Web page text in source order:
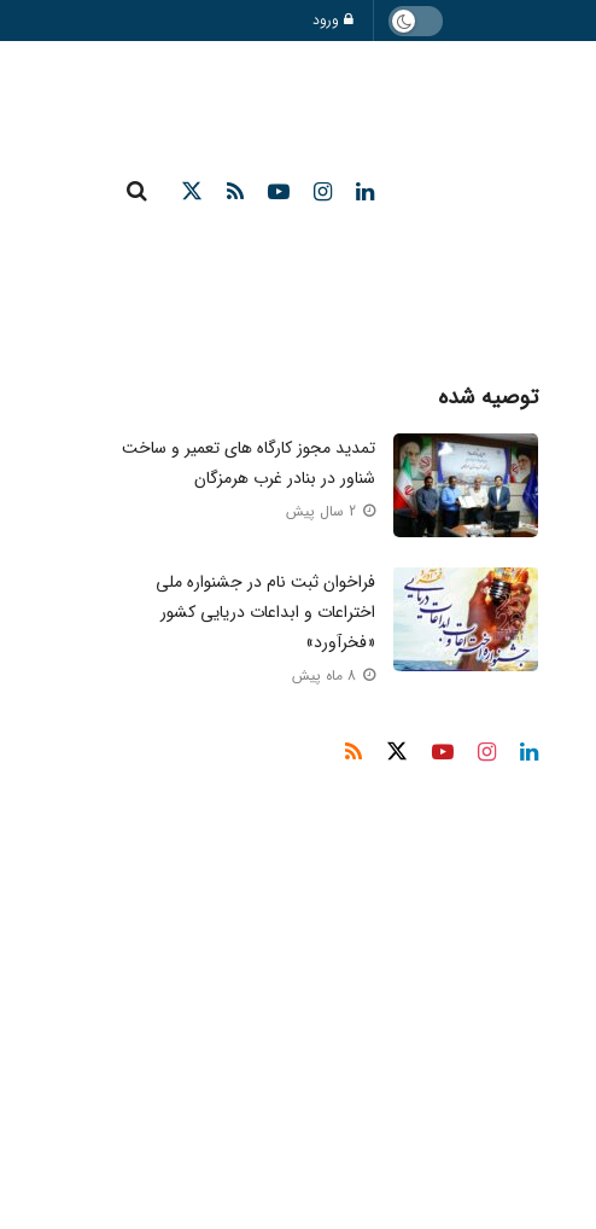
ورود
توصیه شده
تمدید مجوز کارگاه های تعمیر و ساخت
شناور در بنادر غرب هرمزگان
2 سال پیش
فراخوان ثبت نام در جشنواره ملی
اختراعات و ابداعات دریایی کشور
«فخرآورد»
8 ماه پیش